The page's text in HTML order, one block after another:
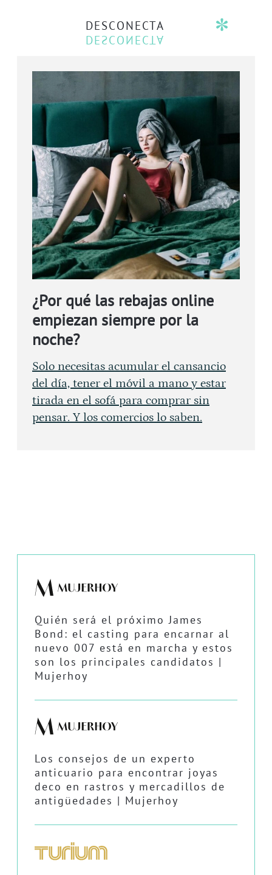
DESCONECTA
¿Por qué las rebajas online
empiezan siempre por la
noche?
Solo necesitas acumular el cansancio
del día, tener el móvil a mano y estar
tirada en el sofá para comprar sin
pensar. Y los comercios lo saben.
Quién será el próximo James
Bond: el casting para encarnar al
nuevo 007 está en marcha y estos
son los principales candidatos |
Mujerhoy
Los consejos de un experto
anticuario para encontrar joyas
deco en rastros y mercadillos de
antigüedades | Mujerhoy